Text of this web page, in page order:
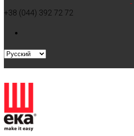
+38 (044) 392 72 72